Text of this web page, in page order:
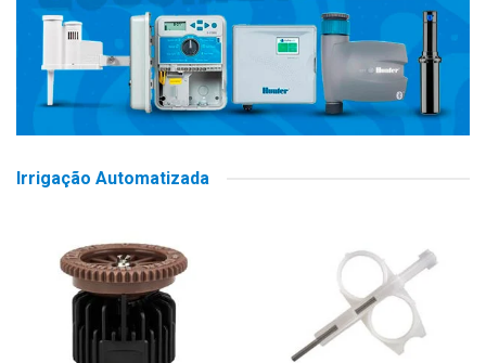
Irrigação Automatizada